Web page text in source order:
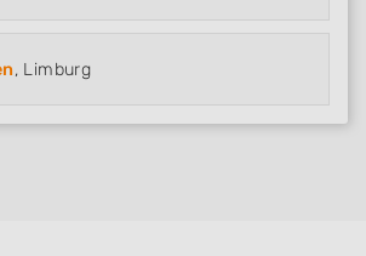
, Limburg